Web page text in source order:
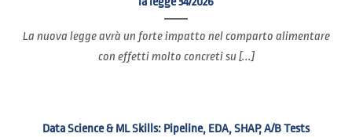
La nuova legge avrà un forte impatto nel comparto alimentare
con effetti molto concreti su [...]
Data Science & ML Skills: Pipeline, EDA, SHAP, A/B Tests